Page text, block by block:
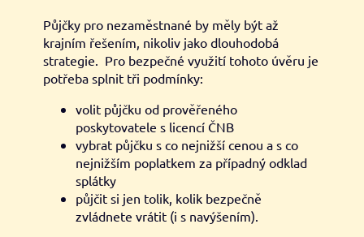
Půjčky pro nezaměstnané by měly být až
krajním řešením, nikoliv jako dlouhodobá
strategie. Pro bezpečné využití tohoto úvěru je
potřeba splnit tři podmínky:
volit půjčku od prověřeného
poskytovatele s licencí ČNB
vybrat půjčku s co nejnižší cenou a s co
nejnižším poplatkem za případný odklad
splátky
půjčit si jen tolik, kolik bezpečně
zvládnete vrátit (i s navýšením).